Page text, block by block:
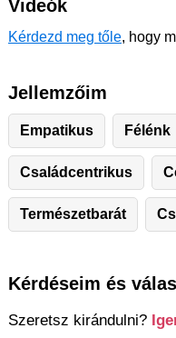
Videók
Kérdezd meg tőle, hogy
Jellemzőim
Empatikus Félénk
Családcentrikus
Természetbarát
Kérdéseim és
Szeretsz kirándulni?